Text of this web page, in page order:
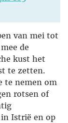
van mei tot
de
kust het
te zetten.
te nemen om
rotsen of
Istrië en op